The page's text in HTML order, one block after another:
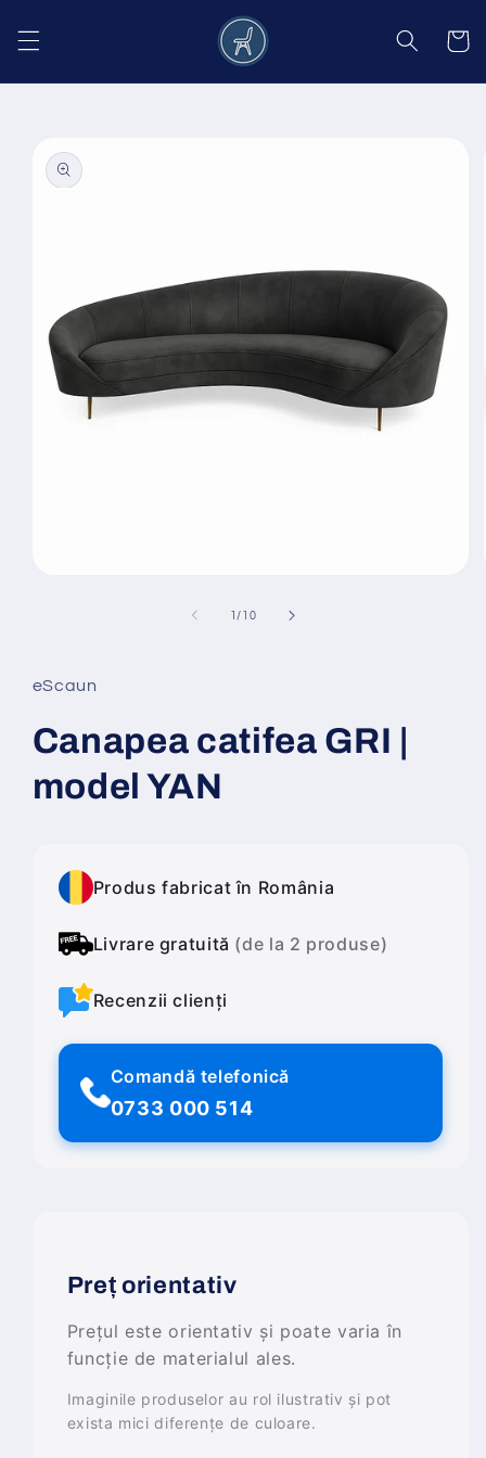
conținut
Coș
informațiile
despre
produs
fereastră
modală
1 /din
10
eScaun
Canapea catifea GRI |
model YAN
Produs fabricat în România
Livrare gratuită (de la 2 produse)
Recenzii clienți
Comandă telefonică
0733 000 514
Preț orientativ
Prețul este orientativ și poate varia în
funcție de materialul ales.
Imaginile produselor au rol ilustrativ și pot
exista mici diferențe de culoare.